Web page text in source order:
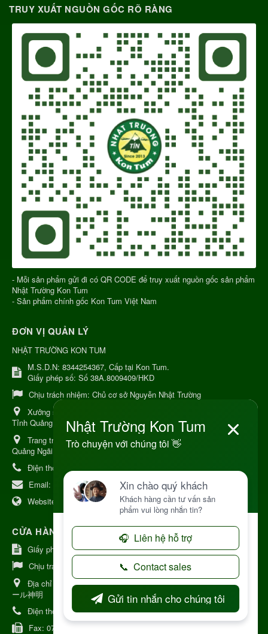
TRUY XUẤT NGUỒN GỐC RÕ RÀNG
- Mỗi sản phẩm gửi đi có QR CODE để truy xuất nguồn gốc sản phẩm
Nhật Trường Kon Tum
- Sản phẩm chính gốc Kon Tum Việt Nam
ĐƠN VỊ QUẢN LÝ
NHẬT TRƯỜNG KON TUM
M.S.D.N: 8344254367, Cấp tại Kon Tum.
Giấy phép số: Số 38A.8009409/HKD
Chịu trách nhiệm: Chủ cơ sở Nguyễn Nhật Trường
Xưởng sản xuất:
Tỉnh Quảng Ngải
Trang trại Dược Liệu Hữu Cơ: Khu 37 Hộ Xã Măng Đen Tỉnh
Quảng Ngãi
Điện thoại:
Email:
kinhdoanh@nhattruongkontum.com
Website:
https://www.nhattruongkontum.com
CỬA HÀNG GIỚI THIỆU TẠI NHẬT BẢN
Giấy phép số: 080-9475-1379
Chịu trách nhiệm:
MR THƯƠNG
Địa chỉ Nhật Bản:日本 愛知県刈谷市神明町6丁目308番地 ファミ
ール神明
Điện thoại:
080-9475-1379
Fax: 070-9178-7979